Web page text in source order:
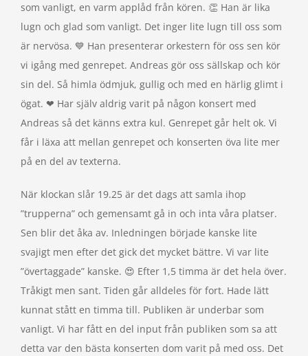
som vanligt, en varm applåd från kören. 👏 Han är lika
lugn och glad som vanligt. Det inger lite lugn till oss som
är nervösa. 💙 Han presenterar orkestern för oss sen kör
vi igång med genrepet. Andreas gör oss sällskap och kör
sin del. Så himla ödmjuk, gullig och med en härlig glimt i
ögat. ❤ Har själv aldrig varit på någon konsert med
Andreas så det känns extra kul. Genrepet går helt ok. Vi
får i läxa att mellan genrepet och konserten öva lite mer
på en del av texterna.
När klockan slår 19.25 är det dags att samla ihop
”trupperna” och gemensamt gå in och inta våra platser.
Sen blir det åka av. Inledningen började kanske lite
svajigt men efter det gick det mycket bättre. Vi var lite
”övertaggade” kanske. 😍 Efter 1,5 timma är det hela över.
Tråkigt men sant. Tiden går alldeles för fort. Hade lätt
kunnat stått en timma till. Publiken är underbar som
vanligt. Vi har fått en del input från publiken som sa att
detta var den bästa konserten dom varit på med oss. Det